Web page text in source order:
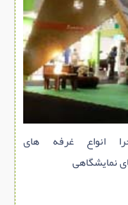
انواع غرفه های
نمایشگاهی